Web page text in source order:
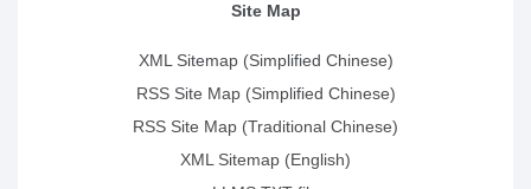
Site Map
XML Sitemap (Simplified Chinese)
RSS Site Map (Simplified Chinese)
RSS Site Map (Traditional Chinese)
XML Sitemap (English)